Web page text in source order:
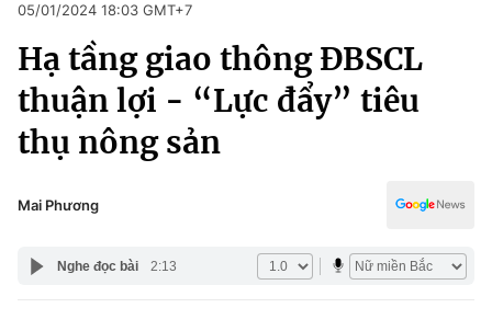
Chuyên mục
Chính trị
Xã hội
Pháp luật
Y tế
Pháp luật
Kinh tế
Thể thao
Truyền hình
Văn hóa - Giải trí
Công nghệ
05/01/2024 18:03 GMT+7
Hạ tầng giao thông ĐBSCL
thuận lợi - “Lực đẩy” tiêu
thụ nông sản
Mai Phương
Nghe đọc bài 2:13